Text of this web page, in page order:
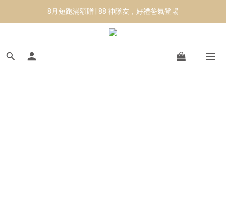
8月短跑滿額贈 | 88 神隊友，好禮爸氣登場
8月短跑滿額贈 | 88 神隊友，好禮爸氣登場
✨CURARING-韓國多功能深層按摩環｜新品預購88折！✨
Manduka-跟著青蛙去旅行｜快閃第二站-台南